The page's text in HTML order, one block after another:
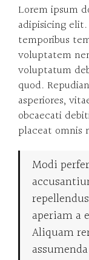
Lorem ipsum
adipisicing
temporibus
voluptatem
voluptatum
quod.
asperiores,
obcaecati
placeat omnis
Modi
aperiam a
Aliquam